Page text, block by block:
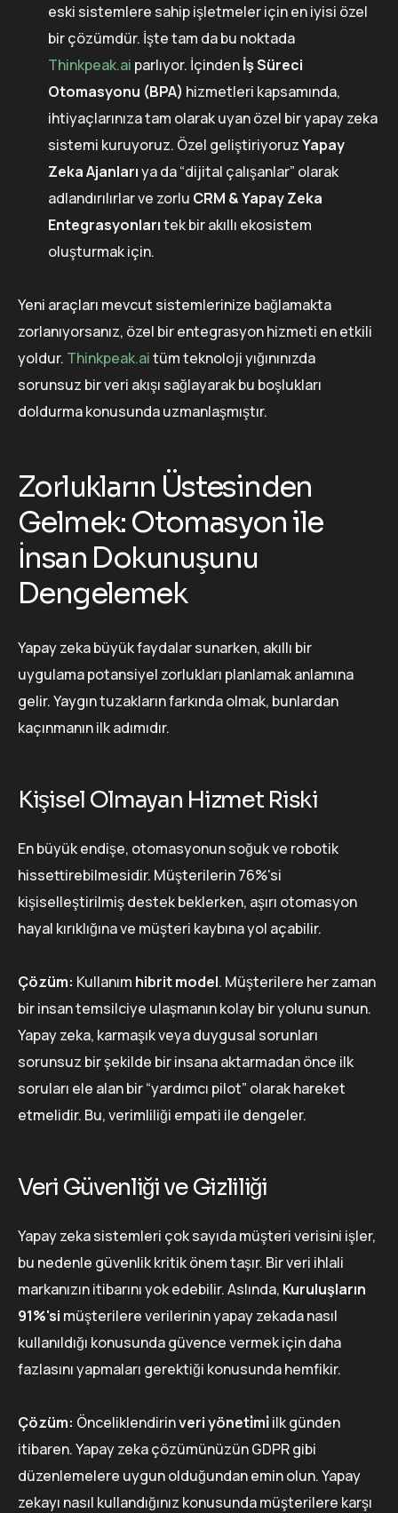
eski sistemlere sahip işletmeler için en iyisi özel
bir çözümdür. İşte tam da bu noktada
Thinkpeak.ai parlıyor. İçindenİş Süreci
Otomasyonu (BPA) hizmetleri kapsamında,
ihtiyaçlarınıza tam olarak uyan özel bir yapay zeka
sistemi kuruyoruz. Özel geliştiriyoruzYapay
Zeka Ajanlarıya da “dijital çalışanlar” olarak
adlandırılırlar ve zorlu CRM & Yapay Zeka
Entegrasyonlarıtek bir akıllı ekosistem
oluşturmak için.
Yeni araçları mevcut sistemlerinize bağlamakta
zorlanıyorsanız, özel bir entegrasyon hizmeti en etkili
yoldur. Thinkpeak.aitüm teknoloji yığınınızda
sorunsuz bir veri akışı sağlayarak bu boşlukları
doldurma konusunda uzmanlaşmıştır.
Zorlukların Üstesinden
Gelmek: Otomasyon ile
İnsan Dokunuşunu
Dengelemek
Yapay zeka büyük faydalar sunarken, akıllı bir
uygulama potansiyel zorlukları planlamak anlamına
gelir. Yaygın tuzakların farkında olmak, bunlardan
kaçınmanın ilk adımıdır.
Kişisel Olmayan Hizmet Riski
En büyük endişe, otomasyonun soğuk ve robotik
hissettirebilmesidir. Müşterilerin 76%'si
kişiselleştirilmiş destek beklerken, aşırı otomasyon
hayal kırıklığına ve müşteri kaybına yol açabilir.
Çözüm: Kullanım hibrit model. Müşterilere her zaman
bir insan temsilciye ulaşmanın kolay bir yolunu sunun.
Yapay zeka, karmaşık veya duygusal sorunları
sorunsuz bir şekilde bir insana aktarmadan önce ilk
soruları ele alan bir “yardımcı pilot” olarak hareket
etmelidir. Bu, verimliliği empati ile dengeler.
Veri Güvenliği ve Gizliliği
Yapay zeka sistemleri çok sayıda müşteri verisini işler,
bu nedenle güvenlik kritik önem taşır. Bir veri ihlali
markanızın itibarını yok edebilir. Aslında, Kuruluşların
91%'si müşterilere verilerinin yapay zekada nasıl
kullanıldığı konusunda güvence vermek için daha
fazlasını yapmaları gerektiği konusunda hemfikir.
Çözüm: Önceliklendirinveri yöneti̇mi̇ilk günden
itibaren. Yapay zeka çözümünüzün GDPR gibi
düzenlemelere uygun olduğundan emin olun. Yapay
zekayı nasıl kullandığınız konusunda müşterilere karşı